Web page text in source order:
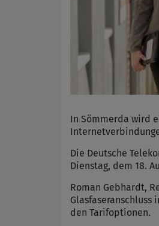
In Sömmerda wird
Die Deutsche
Dienstag, dem 18.
Roman Gebhardt,
Glasfaseranschluss
den Tarifoptionen.